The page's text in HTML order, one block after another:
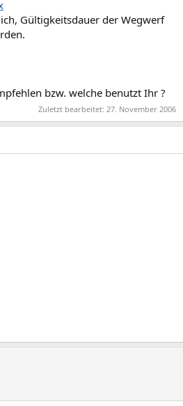
Gültigkeitsdauer der Wegwerf
bzw. welche benutzt Ihr ?
Zuletzt bearbeitet: 27. November 2006